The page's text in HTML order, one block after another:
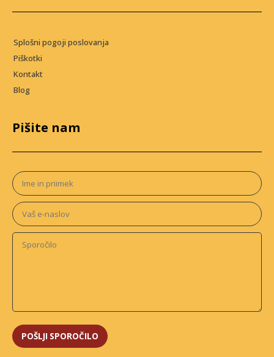
Splošni pogoji poslovanja
Piškotki
Kontakt
Blog
Pišite nam